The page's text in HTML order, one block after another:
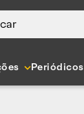
Periódicos